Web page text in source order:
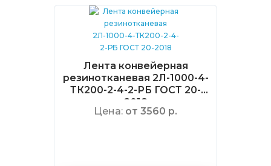
Лента конвейерная
резинотканевая 2Л-1000-4-
ТК200-2-4-2-РБ ГОСТ 20-
2018
Цена: от 3560 р.